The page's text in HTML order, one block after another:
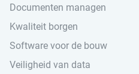
Documenten managen
Kwaliteit borgen
Software voor de bouw
Veiligheid van data